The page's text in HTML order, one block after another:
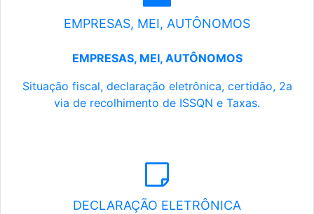
EMPRESAS, MEI, AUTÔNOMOS
EMPRESAS, MEI, AUTÔNOMOS
Situação fiscal, declaração eletrônica, certidão, 2a
via de recolhimento de ISSQN e Taxas.
DECLARAÇÃO ELETRÔNICA